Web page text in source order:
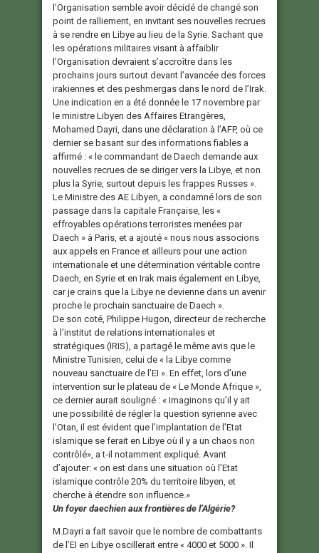
l’Organisation semble avoir décidé de changé son
point de ralliement, en invitant ses nouvelles recrues
à se rendre en Libye au lieu de la Syrie. Sachant que
les opérations militaires visant à affaiblir
l’Organisation devraient s’accroître dans les
prochains jours surtout devant l’avancée des forces
irakiennes et des peshmergas dans le nord de l’Irak.
Une indication en a été donnée le 17 novembre par
le ministre Libyen des Affaires Etrangères,
Mohamed Dayri, dans une déclaration à l’AFP, où ce
dernier se basant sur des informations fiables a
affirmé : « le commandant de Daech demande aux
nouvelles recrues de se diriger vers la Libye, et non
plus la Syrie, surtout depuis les frappes Russes ».
Le Ministre des AE Libyen, a condamné lors de son
passage dans la capitale Française, les «
effroyables opérations terroristes menées par
Daech » à Paris, et a ajouté « nous nous associons
aux appels en France et ailleurs pour une action
internationale et une détermination véritable contre
Daech, en Syrie et en Irak mais également en Libye,
car je crains que la Libye ne devienne dans un avenir
proche le prochain sanctuaire de Daech ».
De son coté, Philippe Hugon, directeur de recherche
à l’institut de relations internationales et
stratégiques (IRIS), a partagé le même avis que le
Ministre Tunisien, celui de « la Libye comme
nouveau sanctuaire de l’EI ». En effet, lors d’une
intervention sur le plateau de « Le Monde Afrique »,
ce dernier aurait souligné : « Imaginons qu’il y ait
une possibilité de régler la question syrienne avec
l’Otan, il est évident que l’implantation de l’Etat
islamique se ferait en Libye où il y a un chaos non
contrôlé», a t-il notamment expliqué. Avant
d’ajouter: « on est dans une situation où l’Etat
islamique contrôle 20% du territoire libyen, et
cherche à étendre son influence.»
Un foyer daechien aux frontières de l’Algérie?
M.Dayri a fait savoir que le nombre de combattants
de l’EI en Libye oscillerait entre « 4000 et 5000 ». Il